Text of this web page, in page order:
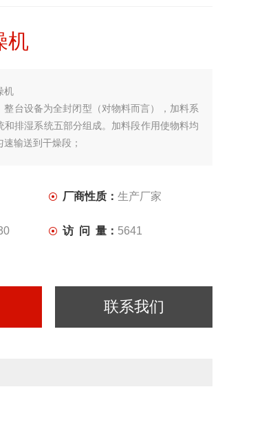
机
机
整台设备为全封闭型（对物料而言），加料系
和排湿系统五部分组成。加料段作用使物料均
输送到干燥段；
厂商性质： 生产厂家
访 问 量： 5641
联系我们